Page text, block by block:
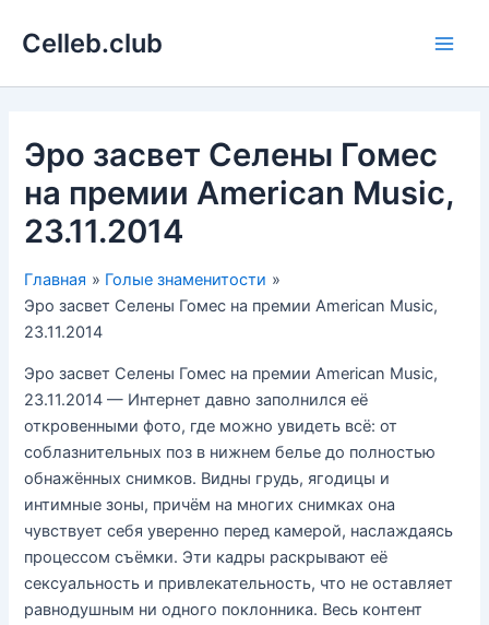
Celleb.club
Эро засвет Селены Гомес
на премии American Music,
23.11.2014
Главная
Голые знаменитости
Эро засвет Селены Гомес на премии American Music,
23.11.2014
Эро засвет Селены Гомес на премии American Music,
23.11.2014 — Интернет давно заполнился её
откровенными фото, где можно увидеть всё: от
соблазнительных поз в нижнем белье до полностью
обнажённых снимков. Видны грудь, ягодицы и
интимные зоны, причём на многих снимках она
чувствует себя уверенно перед камерой, наслаждаясь
процессом съёмки. Эти кадры раскрывают её
сексуальность и привлекательность, что не оставляет
равнодушным ни одного поклонника. Весь контент